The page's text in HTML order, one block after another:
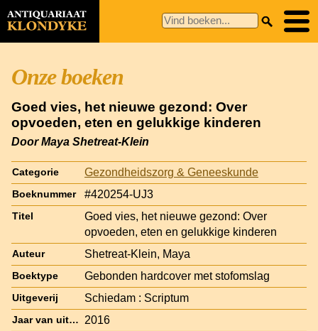
Onze boeken
Goed vies, het nieuwe gezond: Over
opvoeden, eten en gelukkige kinderen
Door Maya Shetreat-Klein
Categorie Gezondheidszorg & Geneeskunde
Boeknummer #420254-UJ3
Titel
Goed vies, het nieuwe gezond: Over
opvoeden, eten en gelukkige kinderen
Auteur Shetreat-Klein, Maya
Boektype Gebonden hardcover met stofomslag
Uitgeverij Schiedam : Scriptum
Jaar van uitgave 2016